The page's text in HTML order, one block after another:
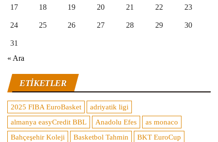
17 18 19 20 21 22 23
24 25 26 27 28 29 30
31
« Ara
ETIKETLER
2025 FIBA EuroBasket
adriyatik ligi
almanya easyCredit BBL
Anadolu Efes
as monaco
Bahçeşehir Koleji
Basketbol Tahmin
BKT EuroCup